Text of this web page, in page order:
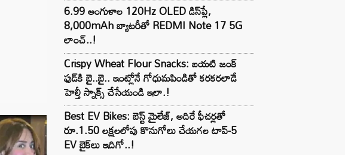
6.99 అంగుళాల 120Hz OLED డిస్‌ప్లే,
8,000mAh బ్యాటరీతో REDMI Note 17 5G
లాంచ్..!
Crispy Wheat Flour Snacks: బయటి జంక్
ఫుడ్‌కి బై..బై.. ఇంట్లోనే గోధుమపిండితో కరకరలాడే
హెల్తీ స్నాక్స్ చేసేయండి ఇలా.!
Best EV Bikes: బెస్ట్ మైలేజ్, అదిరే ఫీచర్లతో
రూ.1.50 లక్షలలోపు కొనుగోలు చేయగల టాప్-5
EV బైక్‌లు ఇదిగో..!